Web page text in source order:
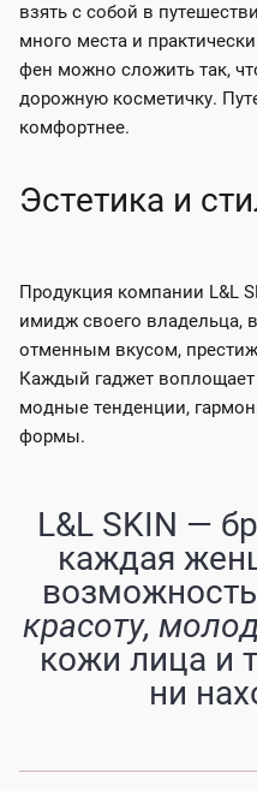
взять с собой в
много места и
фен можно сложить так,
дорожную косметичку.
комфортнее.
Эстетика и
Продукция компании L&L
имидж своего владельца,
отменным вкусом,
Каждый гаджет
модные тенденции,
формы.
L&L SKIN —
каждая
красоту,
кожи лица и
ни